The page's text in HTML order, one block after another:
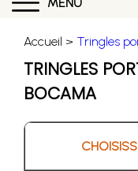
Accueil > Tringles
TRINGLES
BOCAMA